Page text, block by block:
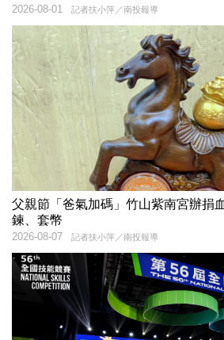
記者扶小萍／南投報導
2026-08-01
父親節「爸氣加碼」竹山紫南宮辦
鍊、套幣
記者扶小萍／南投報導
2026-08-07